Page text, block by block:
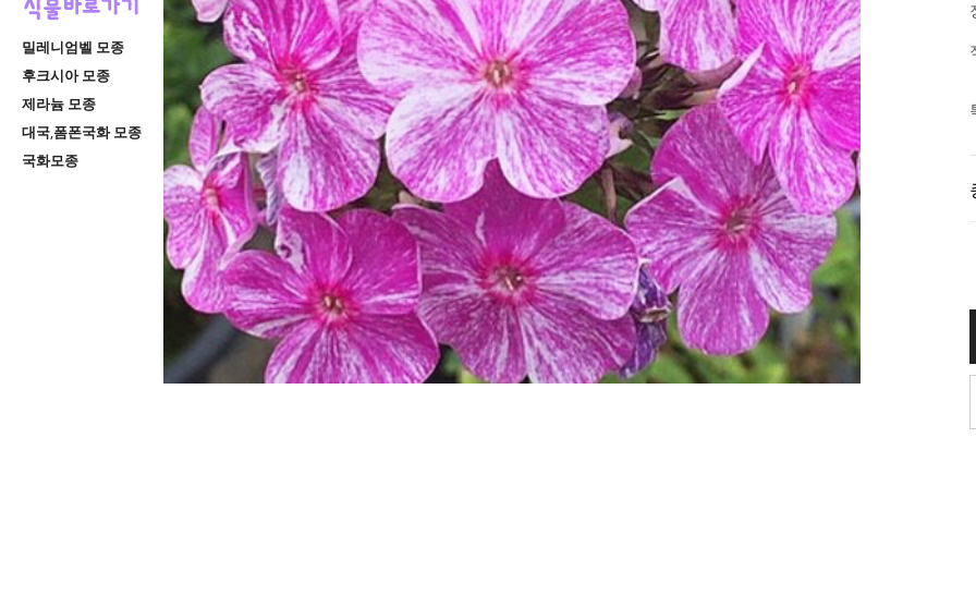
밀레니엄벨 모종
후크시아 모종
제라늄 모종
대국,폼폰국화 모종
국화모종